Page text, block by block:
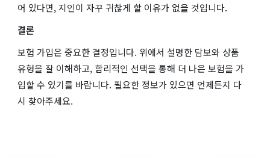
어 있다면, 지인이 자꾸 귀찮게 할 이유가 없을 것입니다.
결론
보험 가입은 중요한 결정입니다. 위에서 설명한 담보와 상품
유형을 잘 이해하고, 합리적인 선택을 통해 더 나은 보험을 가
입할 수 있기를 바랍니다. 필요한 정보가 있으면 언제든지 다
시 찾아주세요.